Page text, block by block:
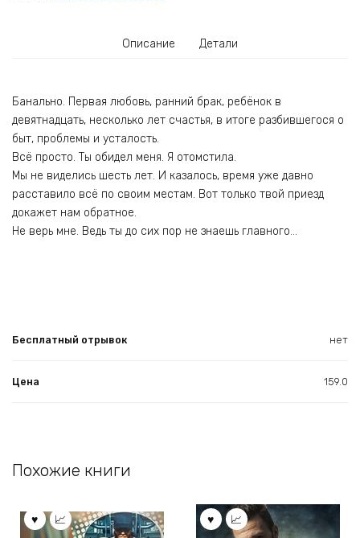
Описание Детали
Банально. Первая любовь, ранний брак, ребёнок в
девятнадцать, несколько лет счастья, в итоге разбившегося о
быт, проблемы и усталость.
Всё просто. Ты обидел меня. Я отомстила.
Мы не виделись шесть лет. И казалось, время уже давно
расставило всё по своим местам. Вот только твой приезд
докажет нам обратное.
Не верь мне. Ведь ты до сих пор не знаешь главного…
Бесплатный отрывок нет
Цена 159.0
Похожие книги